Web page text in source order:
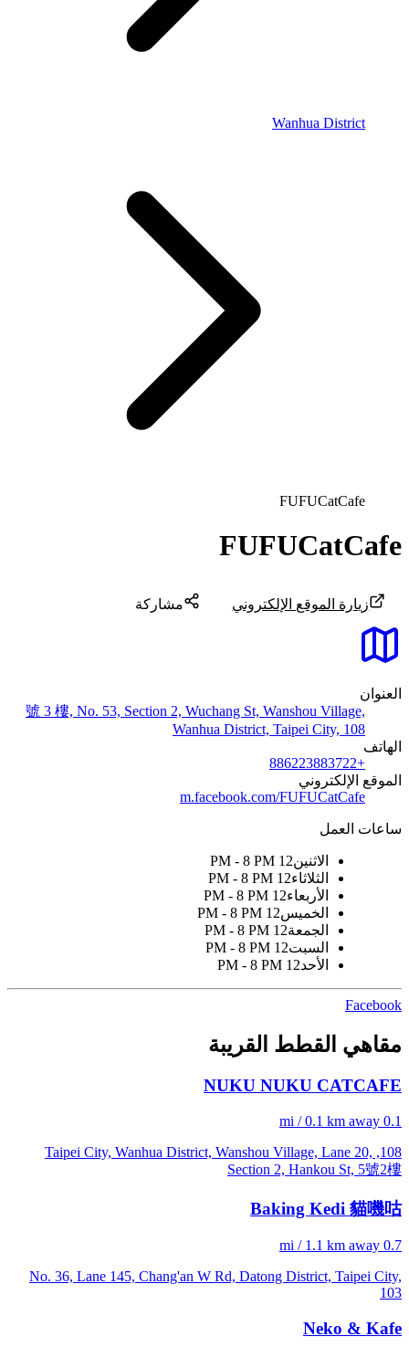
Wanhua District
FUFUCatCafe
FUFUCatCafe
زيارة الموقع الإلكتروني مشاركة
العنوان
號 3 樓, No. 53, Section 2, Wuchang St, Wanshou Village,
Wanhua District, Taipei City, 108
الهاتف
+886223883722
الموقع الإلكتروني
m.facebook.com/FUFUCatCafe
ساعات العمل
الاثنين12 PM - 8 PM
الثلاثاء12 PM - 8 PM
الأربعاء12 PM - 8 PM
الخميس12 PM - 8 PM
الجمعة12 PM - 8 PM
السبت12 PM - 8 PM
الأحد12 PM - 8 PM
Facebook
مقاهي القطط القريبة
NUKU NUKU CATCAFE
0.1 mi / 0.1 km away
108, Taipei City, Wanhua District, Wanshou Village, Lane 20,
Section 2, Hankou St, 5號2樓
Baking Kedi 貓嘰咕
0.7 mi / 1.1 km away
No. 36, Lane 145, Chang'an W Rd, Datong District, Taipei City,
103
Neko & Kafe